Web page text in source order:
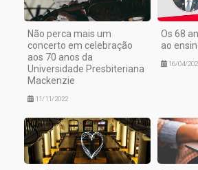
Não perca mais um
concerto em celebração
aos 70 anos da
Universidade Presbiteriana
Mackenzie
11/11/2022
Os 68
ao
16/04/